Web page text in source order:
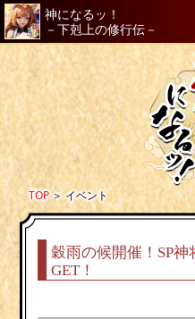
神になるッ！
－下剋上の修行伝－
TOP＞イベント
穀雨の候開催！SP
GET！